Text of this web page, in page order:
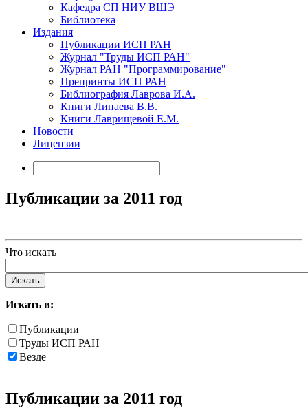
Кафедра СП НИУ ВШЭ
Библиотека
Издания
Публикации ИСП РАН
Журнал "Труды ИСП РАН"
Журнал РАН "Программирование"
Препринты ИСП РАН
Библиография Лаврова И.А.
Книги Липаева В.В.
Книги Лаврищевой Е.М.
Новости
Лицензии
Публикации за 2011 год
Что искать
Искать в:
Публикации
Труды ИСП РАН
Везде
Публикации за 2011 год